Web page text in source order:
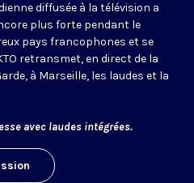
diffusée à la télévision a
plus forte pendant le
pays francophones et se
retransmet, en direct de la
à Marseille, les laudes et la
avec laudes intégrées.